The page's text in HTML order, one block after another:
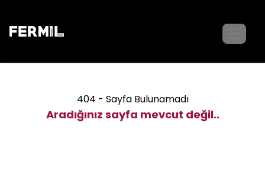
404 - Sayfa Bulunamadı
Aradığınız sayfa mevcut değil..